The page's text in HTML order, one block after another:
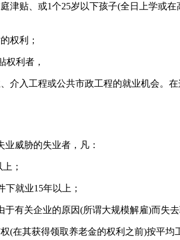
津贴、或1个25岁以下孩子(全日上学或
权利；
权利者，
介入工程或公共市政工程的就业机会。
威胁的失业者，凡：
；
下就业15年以上；
于有关企业的原因(所谓大规模解雇)而失去
(在其获得领取养老金的权利之前)按平均